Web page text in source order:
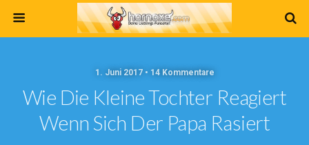
1. Juni 2017 • 14 Kommentare
Wie Die Kleine Tochter Reagiert
Wenn Sich Der Papa Rasiert